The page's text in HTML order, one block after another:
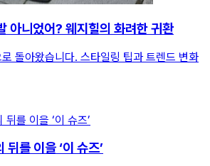
니었어? 웨지힐의 화려한 귀환
돌아왔습니다. 스타일링 팁과 트렌드 변화
를 이을 ‘이 슈즈’